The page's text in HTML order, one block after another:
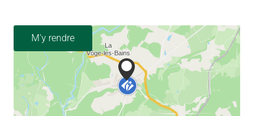
M'y rendre